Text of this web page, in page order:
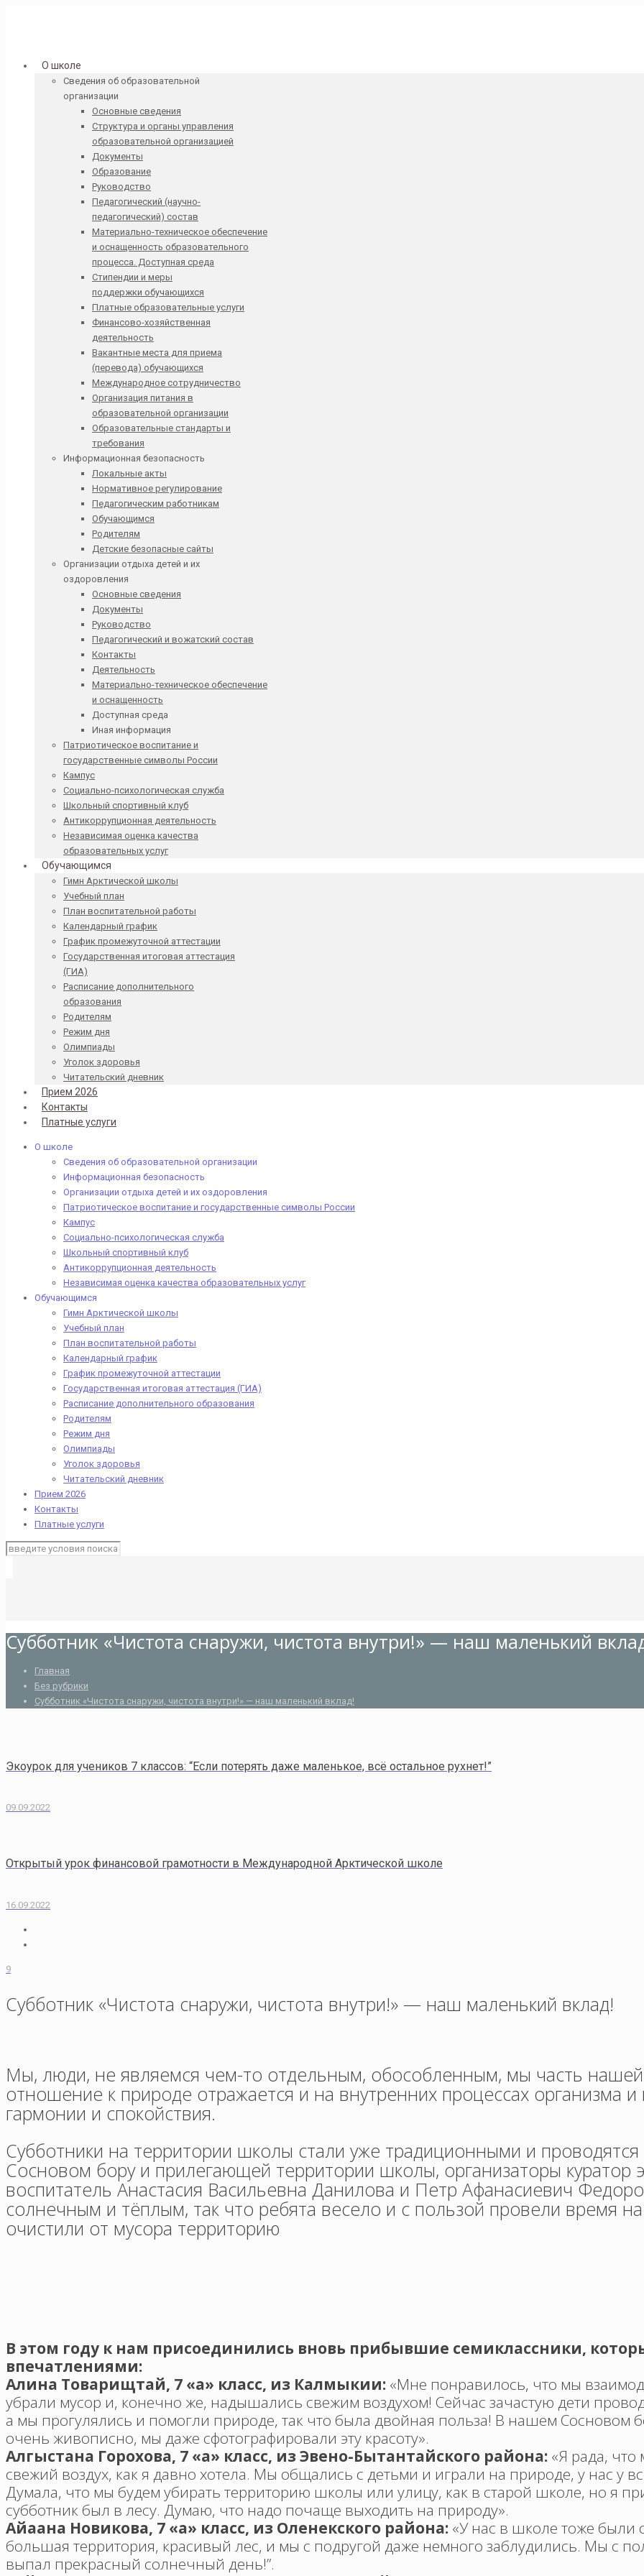
О школе
Сведения об образовательной
организации
Основные сведения
Структура и органы управления
образовательной организацией
Документы
Образование
Руководство
Педагогический (научно-
педагогический) состав
Материально-техническое обеспечение
и оснащенность образовательного
процесса. Доступная среда
Стипендии и меры
поддержки обучающихся
Платные образовательные услуги
Финансово-хозяйственная
деятельность
Вакантные места для приема
(перевода) обучающихся
Международное сотрудничество
Организация питания в
образовательной организации
Образовательные стандарты и
требования
Информационная безопасность
Локальные акты
Нормативное регулирование
Педагогическим работникам
Обучающимся
Родителям
Детские безопасные сайты
Организации отдыха детей и их
оздоровления
Основные сведения
Документы
Руководство
Педагогический и вожатский состав
Контакты
Деятельность
Материально-техническое обеспечение
и оснащенность
Доступная среда
Иная информация
Патриотическое воспитание и
государственные символы России
Кампус
Социально-психологическая служба
Школьный спортивный клуб
Антикоррупционная деятельность
Независимая оценка качества
образовательных услуг
Обучающимся
Гимн Арктической школы
Учебный план
План воспитательной работы
Календарный график
График промежуточной аттестации
Государственная итоговая аттестация
(ГИА)
Расписание дополнительного
образования
Родителям
Режим дня
Олимпиады
Уголок здоровья
Читательский дневник
Прием 2026
Контакты
Платные услуги
О школе
Сведения об образовательной организации
Информационная безопасность
Организации отдыха детей и их оздоровления
Патриотическое воспитание и государственные символы России
Кампус
Социально-психологическая служба
Школьный спортивный клуб
Антикоррупционная деятельность
Независимая оценка качества образовательных услуг
Обучающимся
Гимн Арктической школы
Учебный план
План воспитательной работы
Календарный график
График промежуточной аттестации
Государственная итоговая аттестация (ГИА)
Расписание дополнительного образования
Родителям
Режим дня
Олимпиады
Уголок здоровья
Читательский дневник
Прием 2026
Контакты
Платные услуги
Субботник «Чистота снаружи, чистота внутри!» — наш маленький
Главная
Без рубрики
Субботник «Чистота снаружи, чистота внутри!» — наш маленький вклад!
Экоурок для учеников 7 классов: “Если потерять даже маленькое, всё остальное рухнет!”
09.09.2022
Открытый урок финансовой грамотности в Международной Арктической школе
16.09.2022
9
Субботник «Чистота снаружи, чистота внутри!» — наш маленький вклад!
Мы, люди, не являемся чем-то отдельным, обособленным, мы часть
отношение к природе отражается и на внутренних процессах организма и
гармонии и спокойствия.
Субботники на территории школы стали уже традиционными и
Сосновом бору и прилегающей территории школы, организаторы куратор
воспитатель Анастасия Васильевна Данилова и Петр Афанасиевич
солнечным и тёплым, так что ребята весело и с пользой провели время
очистили от мусора территорию
В этом году к нам присоединились вновь прибывшие семиклассники,
впечатлениями:
Алина Товарищтай, 7 «а» класс, из Калмыкии: «Мне понравилось, что мы
убрали мусор и, конечно же, надышались свежим воздухом! Сейчас зачастую дети
а мы прогулялись и помогли природе, так что была двойная польза! В нашем Сосновом
очень живописно, мы даже сфотографировали эту красоту».
Алгыстана Горохова, 7 «а» класс, из Эвено-Бытантайского района: «Я рада,
свежий воздух, как я давно хотела. Мы общались с детьми и играли на природе, у нас у
Думала, что мы будем убирать территорию школы или улицу, как в старой школе, но я
субботник был в лесу. Думаю, что надо почаще выходить на природу».
Айаана Новикова, 7 «а» класс, из Оленекского района: «У нас в школе тоже были
большая территория, красивый лес, и мы с подругой даже немного заблудились. Мы с
выпал прекрасный солнечный день!”.